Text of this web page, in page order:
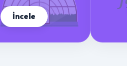
İncele